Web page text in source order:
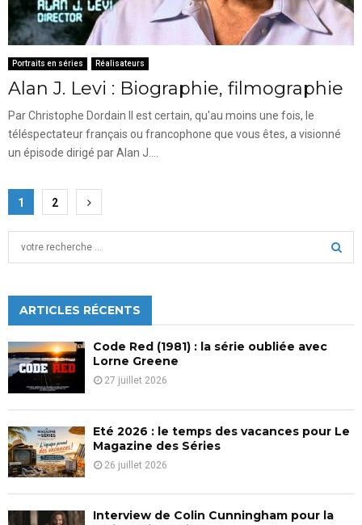
Portraits en séries Réalisateurs
Alan J. Levi : Biographie, filmographie
Par Christophe Dordain Il est certain, qu'au moins une fois, le
téléspectateur français ou francophone que vous êtes, a visionné
un épisode dirigé par Alan J....
Pagination
des
publications
1 2
h
f
o
r
:
C
ARTICLES RÉCENTS
Code Red (1981) : la série oubliée avec
Lorne Greene
27 juillet 2026
Eté 2026 : le temps des vacances pour Le
Magazine des Séries
26 juillet 2026
Interview de Colin Cunningham pour la